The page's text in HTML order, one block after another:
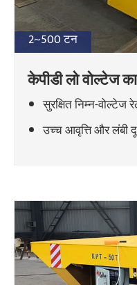
2~500 टन
केपीडी लो वोल्टेज
सुरक्षित निम्न-वोल्टेज
उच्च आवृत्ति और लंबी